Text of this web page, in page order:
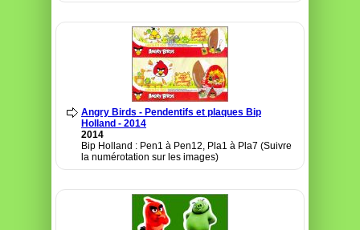
Angry Birds - Pendentifs et plaques Bip
Holland - 2014
2014
Bip Holland : Pen1 à Pen12, Pla1 à Pla7 (Suivre
la numérotation sur les images)